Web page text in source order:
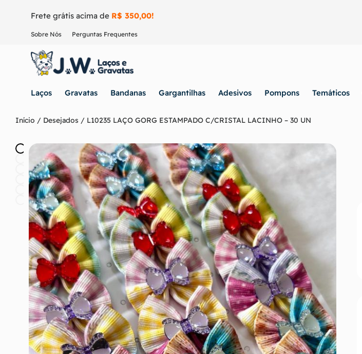
Frete grátis acima de R$ 350,00!
Sobre Nós Perguntas Frequentes
Laços Gravatas Bandanas Gargantilhas Adesivos Pompons Temáticos
Início / Desejados / L10235 LAÇO GORG ESTAMPADO C/CRISTAL LACINHO – 30 UN